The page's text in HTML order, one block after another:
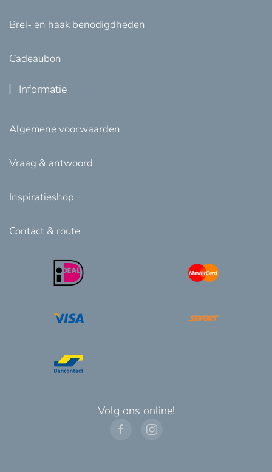
Brei- en haak benodigdheden
Cadeaubon
Informatie
Algemene voorwaarden
Vraag & antwoord
Inspiratieshop
Contact & route
Volg ons online!